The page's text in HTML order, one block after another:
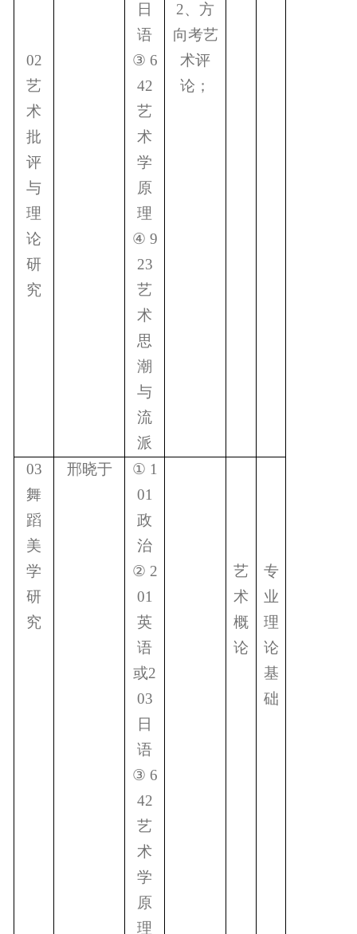
02
艺
术
批
评
与
理
论
研
究
日
语
③ 6
42
艺
术
学
原
理
④ 9
23
艺
术
思
潮
与
流
派
2、方
向考艺
术评
论；
03
舞
蹈
美
学
研
究
邢晓于 ① 1
01
政
治
② 2
01
英
语
或2
03
日
语
③ 6
42
艺
术
学
原
理
艺
术
概
论
专
业
理
论
基
础